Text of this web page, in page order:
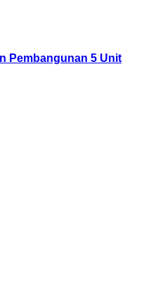
Pembangunan 5 Unit